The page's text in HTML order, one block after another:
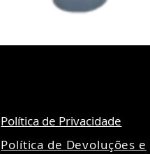
Política de Privacidade
Política de Devoluções e